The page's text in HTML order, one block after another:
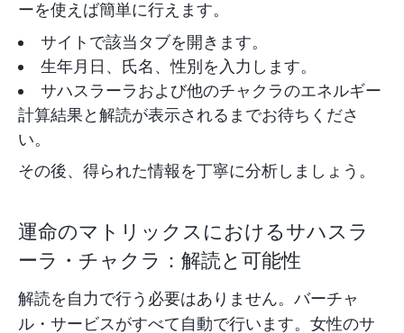
ーを使えば簡単に行えます。
サイトで該当タブを開きます。
生年月日、氏名、性別を入力します。
サハスラーラおよび他のチャクラのエネルギー
計算結果と解読が表示されるまでお待ちくださ
い。
その後、得られた情報を丁寧に分析しましょう。
運命のマトリックスにおけるサハスラ
ーラ・チャクラ：解読と可能性
解読を自力で行う必要はありません。 バーチャ
ル・サービスがすべて自動で行います。女性のサ